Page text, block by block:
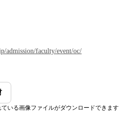
admission/faculty/event/oc/
いる画像ファイルがダウンロードできます